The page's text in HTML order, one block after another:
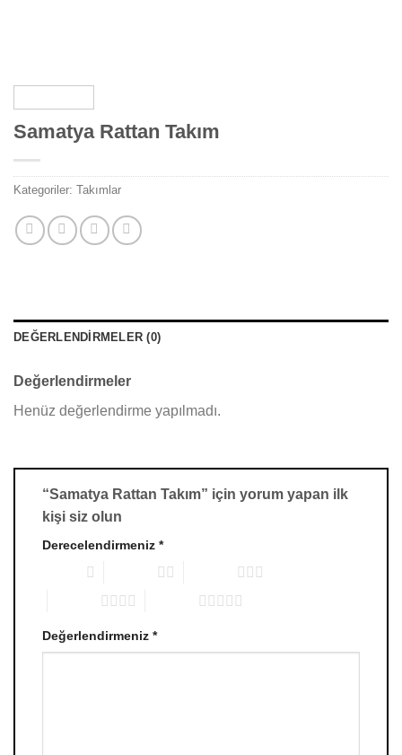
Samatya Rattan Takım
Kategoriler: Takımlar
DEĞERLENDIRMELER (0)
Değerlendirmeler
Henüz değerlendirme yapılmadı.
“Samatya Rattan Takım” için yorum yapan ilk
kişi siz olun
Derecelendirmeniz *
Değerlendirmeniz *